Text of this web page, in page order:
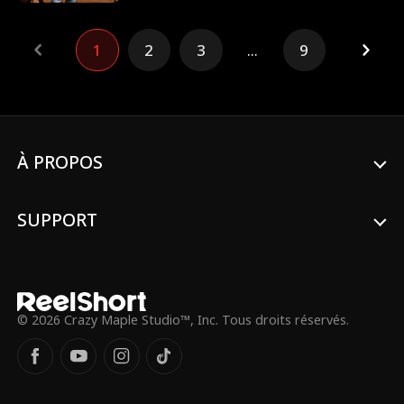
sait que le bébé qu'elle porte est en réalité
le sien.
1 2 3 ... 9
À PROPOS
SUPPORT
© 2026 Crazy Maple Studio™, Inc. Tous droits réservés.